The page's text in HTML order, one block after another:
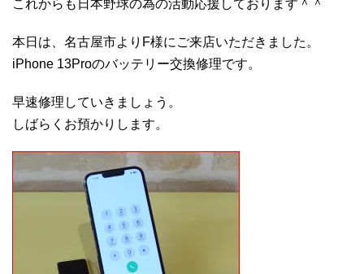
これからも日本野球の為の活動応援しております＾＾
本日は、名古屋市よりF様にご来店いただきました。
iPhone 13Proのバッテリー交換修理です。
早速修理していきましょう。
しばらくお預かりします。